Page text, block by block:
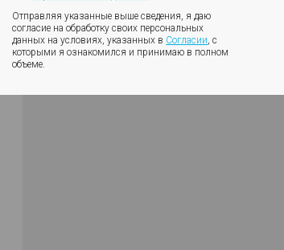
Отправляя указанные выше сведения, я даю
согласие на обработку своих персональных
данных на условиях, указанных в Согласии, с
которыми я ознакомился и принимаю в полном
объеме.